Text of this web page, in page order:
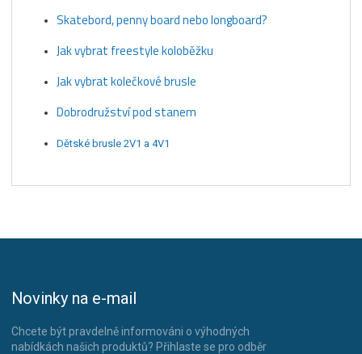
Skatebord, penny board nebo longboard?
Jak vybrat freestyle koloběžku
Jak vybrat kolečkové brusle
Dobrodružství pod stanem
Dětské brusle 2V1 a 4V1
Novinky na e-mail
Chcete být pravdelně informováni o výhodných
nabídkách našich produktů? Přihlaste se pro odběr